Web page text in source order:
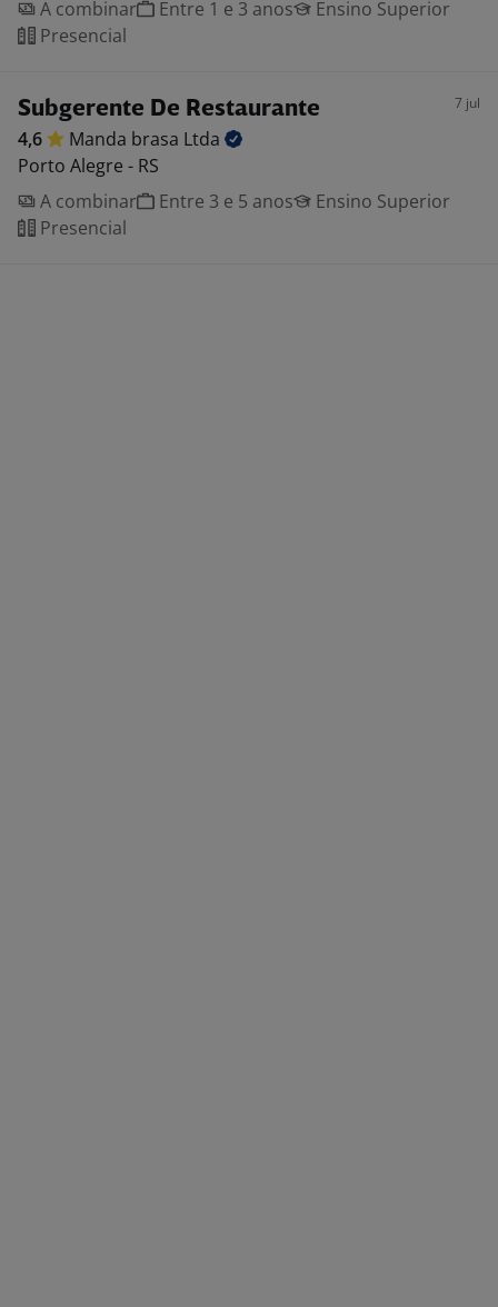
A combinar Entre 1 e 3 anos
Ensino Superior
Presencial
Subgerente De Restaurante 7 jul
4,6 Manda brasa Ltda
Porto Alegre - RS
A combinar
Entre 3 e 5 anos
Ensino Superior
Presencial